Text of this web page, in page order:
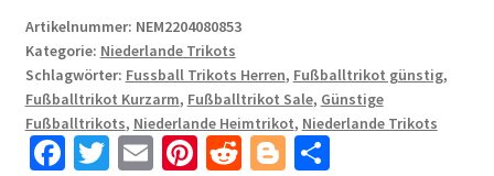
2022-
23
Online
Kaufen
MEMPHIS
10
Artikelnummer: NEM2204080853
Kategorie: Niederlande Trikots
Schlagwörter: Fussball Trikots Herren, Fußballtrikot günstig,
Fußballtrikot Kurzarm, Fußballtrikot Sale, Günstige
Fußballtrikots, Niederlande Heimtrikot, Niederlande Trikots
Fa T E Pi R Bl T